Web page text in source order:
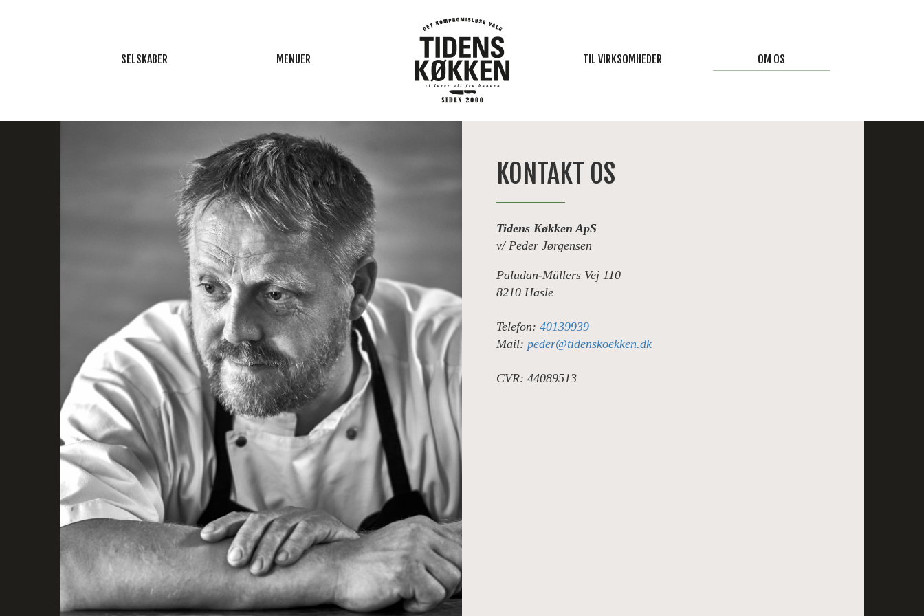
SELSKABER
MAD UD AF HUSET ÅRHUS
CATERING ÅRHUS
TAPAS UD AF HUSET
SELSKABSLOKALER
KONFIRMATION
BARNEDÅB
STUDENT
BISÆTTELSE
RECEPTION
MENUER
SOMMER
MORTENSAFTEN
EFTERÅR
VINTER
JULEFROKOST
NYTÅR
TAKE AWAY
TAPAS
SMØRREBRØD
FORÅR
FROSTRETTER
TIL VIRKSOMHEDER
FROKOSTORDNING
OM OS
KONTAKT OS
Tidens Køkken ApS
v/ Peder Jørgensen
Paludan-Müllers Vej 110
8210 Hasle
Telefon: 40139939
Mail: peder@tidenskoekken.dk
CVR: 44089513